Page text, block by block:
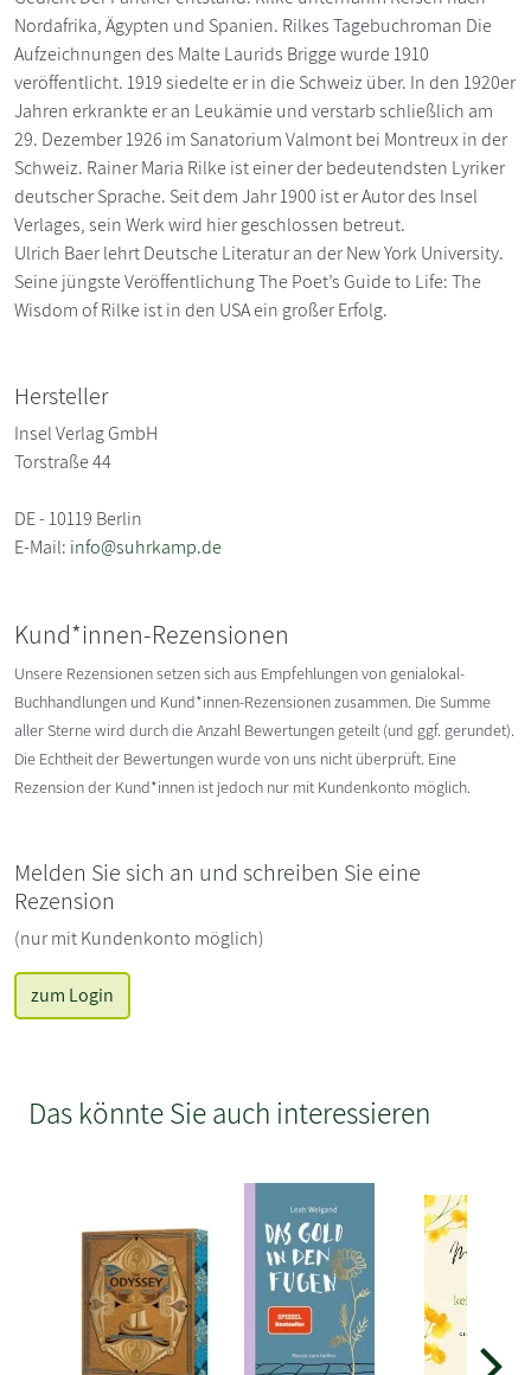
Nordafrika, Ägypten und Spanien. Rilkes Tagebuchroman Die
Aufzeichnungen des Malte Laurids Brigge wurde 1910
veröffentlicht. 1919 siedelte er in die Schweiz über. In den 1920er
Jahren erkrankte er an Leukämie und verstarb schließlich am
29. Dezember 1926 im Sanatorium Valmont bei Montreux in der
Schweiz. Rainer Maria Rilke ist einer der bedeutendsten Lyriker
deutscher Sprache. Seit dem Jahr 1900 ist er Autor des Insel
Verlages, sein Werk wird hier geschlossen betreut.
Ulrich Baer lehrt Deutsche Literatur an der New York University.
Seine jüngste Veröffentlichung The Poet’s Guide to Life: The
Wisdom of Rilke ist in den USA ein großer Erfolg.
Hersteller
Insel Verlag GmbH
Torstraße 44
DE - 10119 Berlin
E-Mail: info@suhrkamp.de
Kund*innen-Rezensionen
Unsere Rezensionen setzen sich aus Empfehlungen von genialokal-
Buchhandlungen und Kund*innen-Rezensionen zusammen. Die Summe
aller Sterne wird durch die Anzahl Bewertungen geteilt (und ggf. gerundet).
Die Echtheit der Bewertungen wurde von uns nicht überprüft. Eine
Rezension der Kund*innen ist jedoch nur mit Kundenkonto möglich.
Melden Sie sich an und schreiben Sie eine
Rezension
(nur mit Kundenkonto möglich)
zum Login
Das könnte Sie auch interessieren